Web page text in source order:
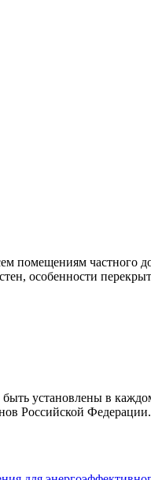
помещениям частного
особенности
установлены в
Российской Федерации.